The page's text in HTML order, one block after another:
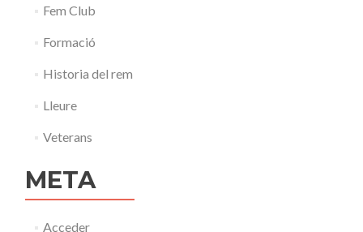
Fem Club
Formació
Historia del rem
Lleure
Veterans
META
Acceder